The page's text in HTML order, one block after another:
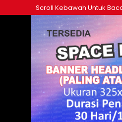
ke
Scroll Kebawah Untuk